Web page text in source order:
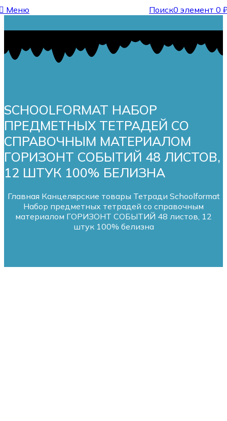
Меню Поиск0 элемент 0
SCHOOLFORMAT НАБОР
ПРЕДМЕТНЫХ ТЕТРАДЕЙ СО
СПРАВОЧНЫМ МАТЕРИАЛОМ
ГОРИЗОНТ СОБЫТИЙ 48 ЛИСТОВ,
12 ШТУК 100% БЕЛИЗНА
Главная Канцелярские товары Тетради Schoolformat
Набор предметных тетрадей со справочным
материалом ГОРИЗОНТ СОБЫТИЙ 48 листов, 12
штук 100% белизна